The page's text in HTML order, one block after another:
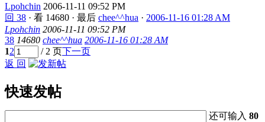
Lpohchin 2006-11-11 09:52 PM
回 38 · 看 14680 · 最后 chee^^hua · 2006-11-16 01:28 AM
Lpohchin 2006-11-11 09:52 PM
38 14680 chee^^hua 2006-11-16 01:28 AM
12 / 2 页下一页
返 回
快速发帖
还可输入80